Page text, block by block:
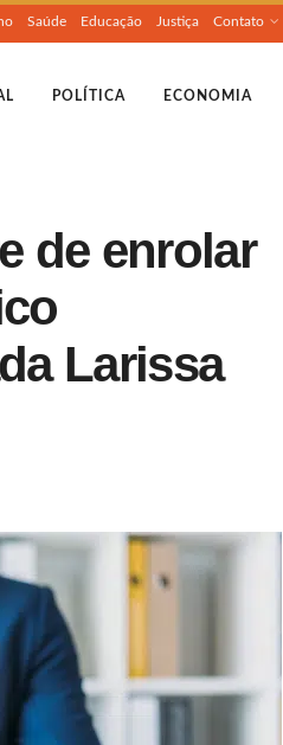
Saúde Educação Justiça Contato
POLÍTICA ECONOMIA
de enrolar
Larissa